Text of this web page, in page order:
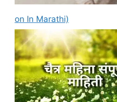
on In Marathi)